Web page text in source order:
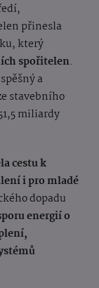
přinesla
který
spořitelen.
a
stavebního
miliardy
cestu k
i pro mladé
dopadu
energií o